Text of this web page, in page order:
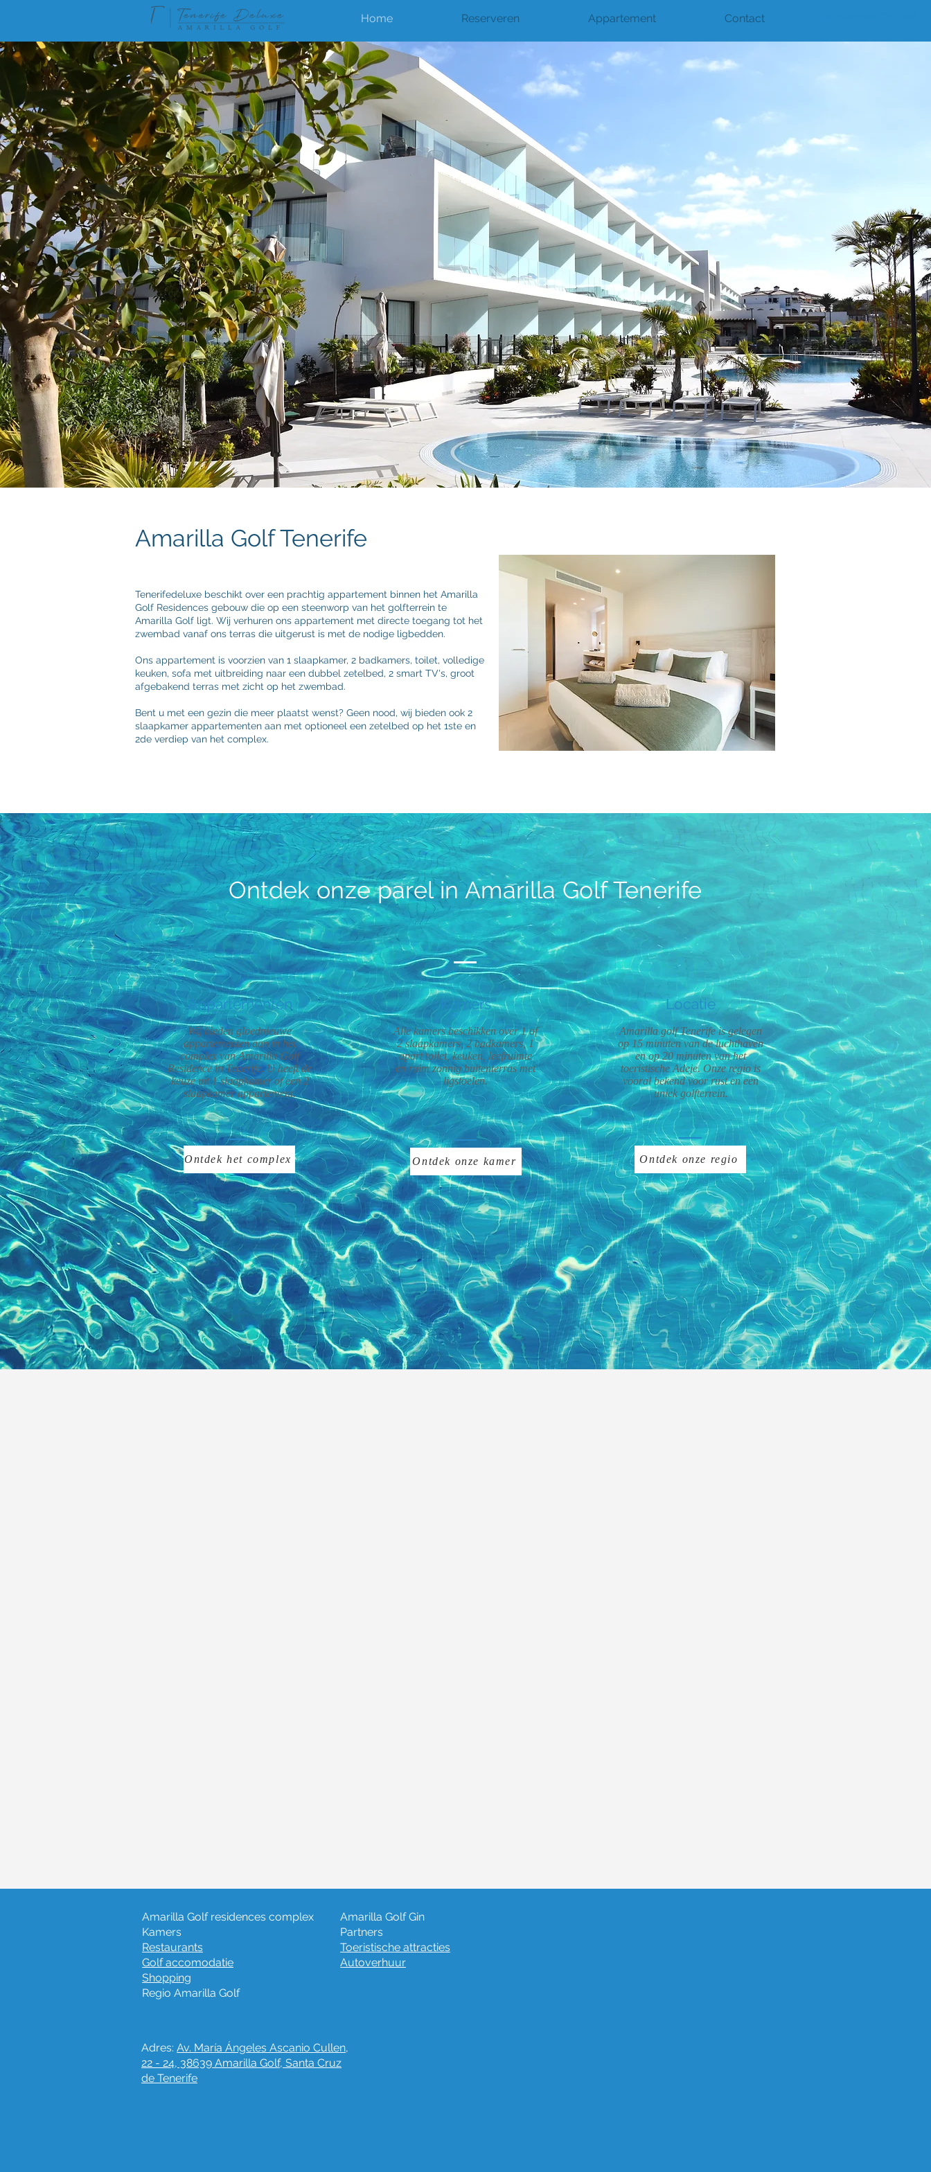
Home Reserveren Appartement Contact
Amarilla Golf Tenerife
Tenerifedeluxe beschikt over een prachtig appartement binnen het Amarilla
Golf Residences gebouw die op een steenworp van het golfterrein te
Amarilla Golf ligt. Wij verhuren ons appartement met directe toegang tot het
zwembad vanaf ons terras die uitgerust is met de nodige ligbedden.
Ons appartement is voorzien van 1 slaapkamer, 2 badkamers, toilet, volledige
keuken, sofa met uitbreiding naar een dubbel zetelbed, 2 smart TV's, groot
afgebakend terras met zicht op het zwembad.
Bent u met een gezin die meer plaatst wenst? Geen nood, wij bieden ook 2
slaapkamer appartementen aan met optioneel een zetelbed op het 1ste en
2de verdiep van het complex.
Ontdek onze parel in Amarilla Golf Tenerife
Appartementen
Wij bieden gloednieuwe
appartementen aan in het
complex van Amarilla Golf
Residence in Tenerife. U heeft de
keuze uit 1 slaapkamer of een 2
slaapkamer appartement.
Ontdek het complex
Kamers
Alle kamers beschikken over 1 of
2 slaapkamers, 2 badkamers, 1
apart toilet, keuken, leefruimte
en ruim zonnig buitenterras met
ligstoelen.
Ontdek onze kamer
Locatie
Amarilla golf Tenerife is gelegen
op 15 minuten van de luchthaven
en op 20 minuten van het
toeristische Adeje. Onze regio is
vooral bekend voor rust en een
uniek golfterrein.
Ontdek onze regio
Amarilla Golf residences complex
Kamers
Restaurants
Golf accomodatie
Shopping
Regio Amarilla Golf
Amarilla Golf Gin
Partners
Toeristische attracties
Autoverhuur
Adres: Av. María Ángeles Ascanio Cullen,
22 - 24, 38639 Amarilla Golf, Santa Cruz
de Tenerife